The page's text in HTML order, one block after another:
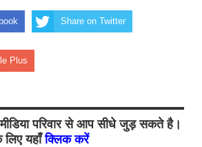
Share on Twitter
Plus
परिवार से आप सीधे जुड़ सकते है।
यहाँक्लिक करें